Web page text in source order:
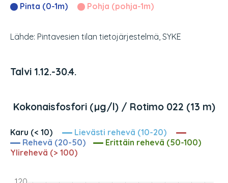
Pinta (0-1m) Pohja (pohja-1m)
Lähde: Pintavesien tilan tietojärjestelmä, SYKE
Talvi 1.12.-30.4.
Kokonaisfosfori (µg/l) / Rotimo 022 (13 m)
Karu (< 10)
Lievästi rehevä (10-20)
Rehevä (20-50)
Erittäin rehevä (50-100)
Ylirehevä (> 100)